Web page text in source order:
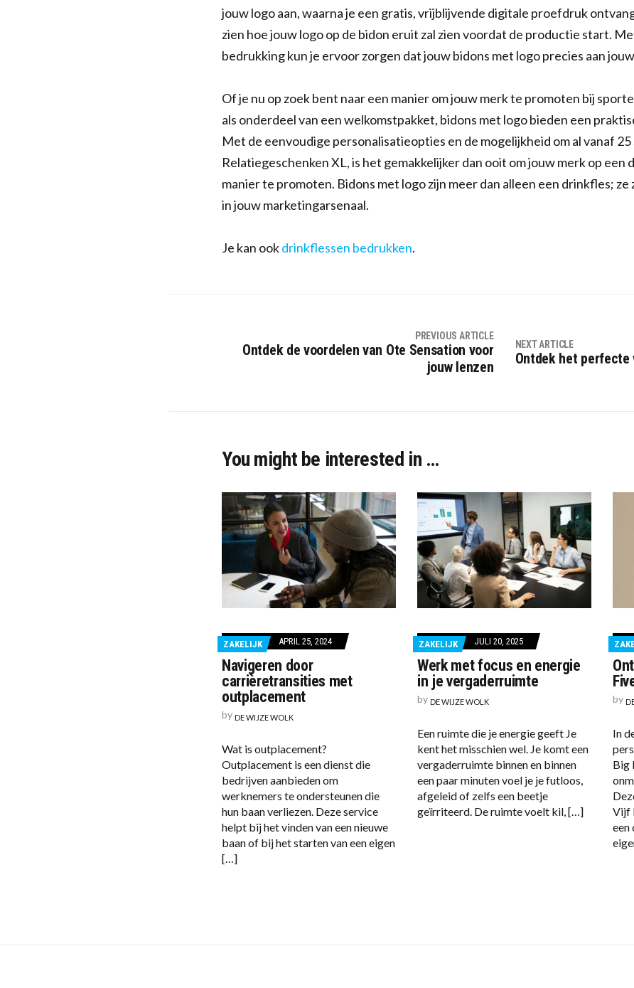
jouw logo aan, waarna je een gratis, vrijblijvende digitale proefdruk
zien hoe jouw logo op de bidon eruit zal zien voordat de productie start.
bedrukking kun je ervoor zorgen dat jouw bidons met logo precies aan
Of je nu op zoek bent naar een manier om jouw merk te promoten bij
als onderdeel van een welkomstpakket, bidons met logo bieden een
Met de eenvoudige personalisatieopties en de mogelijkheid om al vanaf
Relatiegeschenken XL, is het gemakkelijker dan ooit om jouw merk op
manier te promoten. Bidons met logo zijn meer dan alleen een drinkfles;
in jouw marketingarsenaal.
Je kan ookdrinkflessen bedrukken.
PREVIOUS ARTICLE
Ontdek de voordelen van Ote Sensation voor
jouw lenzen
NEXT ARTICLE
Ontdek het
You might be interested in …
ZAKELIJK APRIL 25, 2024
Navigeren door
carrièretransities met
outplacement
by DE WIJZE WOLK
Wat is outplacement?
Outplacement is een dienst die
bedrijven aanbieden om
werknemers te ondersteunen die
hun baan verliezen. Deze service
helpt bij het vinden van een nieuwe
baan of bij het starten van een eigen
[…]
ZAKELIJK JULI 20, 2025
Werk met focus en energie
in je vergaderruimte
by DE WIJZE WOLK
Een ruimte die je energie geeft Je
kent het misschien wel. Je komt een
vergaderruimte binnen en binnen
een paar minuten voel je je futloos,
afgeleid of zelfs een beetje
geïrriteerd. De ruimte voelt kil, […]
by
In
Big
Vijf
een